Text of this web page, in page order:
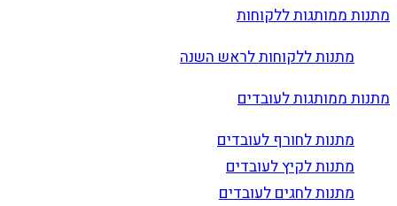
מתנות ממותגות ללקוחות
מתנות ללקוחות לראש השנה
מתנות ממותגות לעובדים
מתנות לחורף לעובדים
מתנות לקיץ לעובדים
מתנות לחגים לעובדים